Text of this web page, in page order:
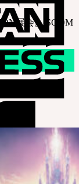
展会。 SOOM